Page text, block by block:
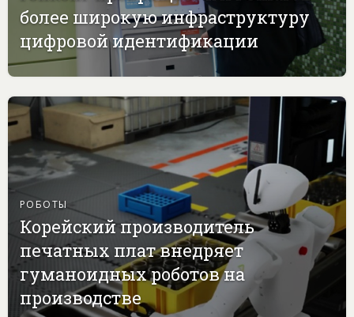
более широкую инфраструктуру
цифровой идентификации
РОБОТЫ
Корейский производитель
печатных плат внедряет
гуманоидных роботов на
производстве